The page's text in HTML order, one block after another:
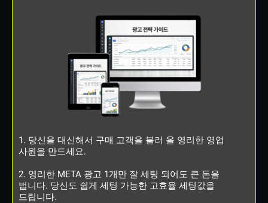
1. 당신을 대신해서 구매 고객을 불러 올 영리한 영업
사원을 만드세요.
2. 영리한 META 광고 1개만 잘 세팅 되어도 큰 돈을
법니다. 당신도 쉽게 세팅 가능한 고효율 세팅값을
드립니다.